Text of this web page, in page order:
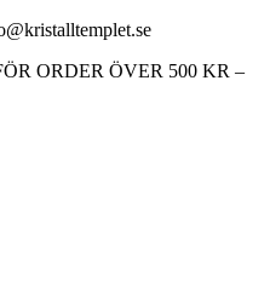
ORDER ÖVER 500 KR –